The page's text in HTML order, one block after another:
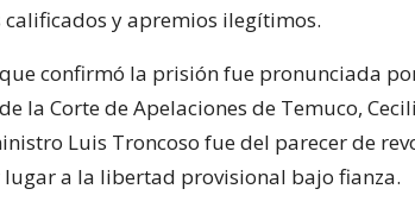
y apremios ilegítimos.
confirmó la prisión fue pronunciada
la Corte de Apelaciones de Temuco,
Luis Troncoso fue del parecer de
a la libertad provisional bajo fianza.